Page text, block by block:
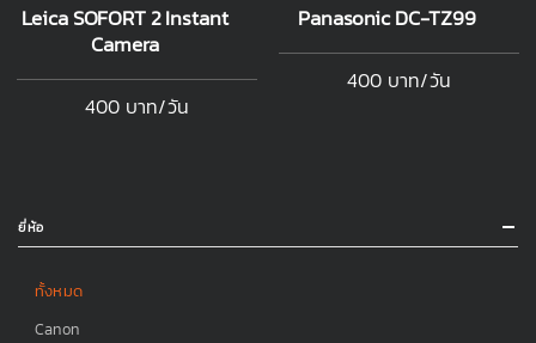
Leica SOFORT 2 Instant
Camera
400 บาท/วัน
Panasonic DC-TZ99
400 บาท/วัน
ยี่ห้อ
ทั้งหมด
Canon